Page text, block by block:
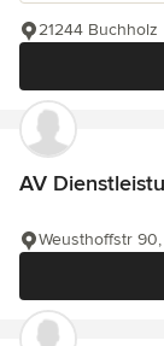
21244 Buchholz
AV
Weusthoffstr